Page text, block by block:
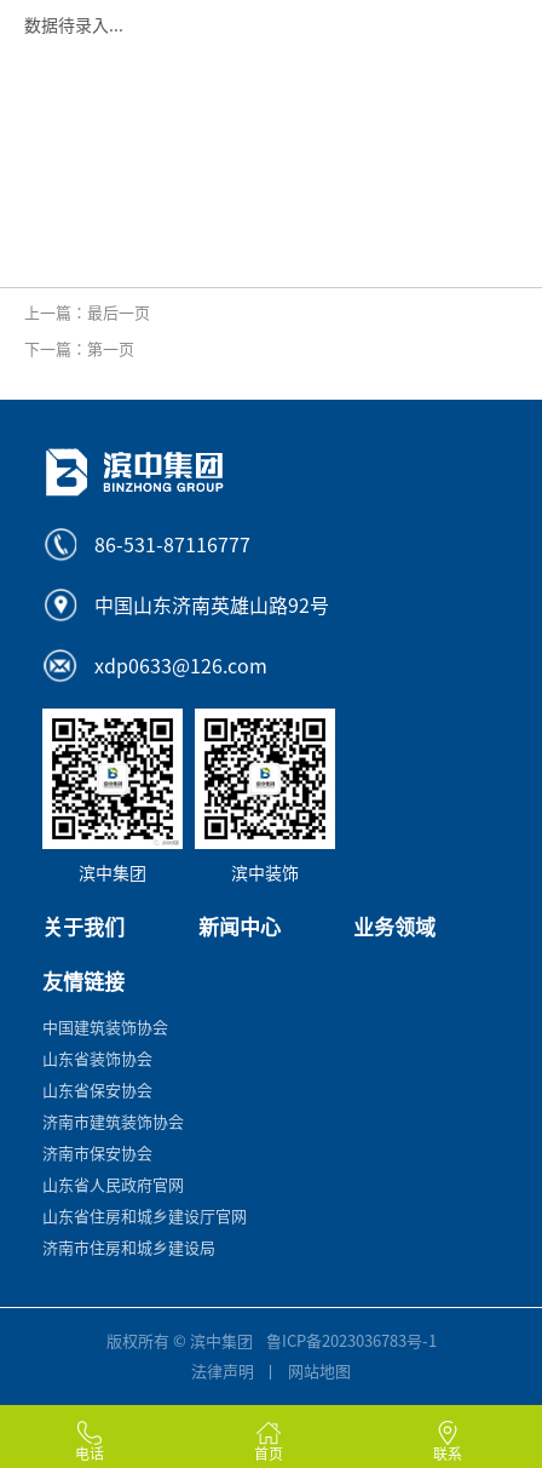
数据待录入...
上一篇：最后一页
下一篇：第一页
86-531-87116777
中国山东济南英雄山路92号
xdp0633@126.com
滨中集团 滨中装饰
关于我们 新闻中心 业务领域
友情链接
中国建筑装饰协会
山东省装饰协会
山东省保安协会
济南市建筑装饰协会
济南市保安协会
山东省人民政府官网
山东省住房和城乡建设厅官网
济南市住房和城乡建设局
版权所有 © 滨中集团
鲁ICP备2023036783号-1
法律声明
网站地图
电话 首页 联系